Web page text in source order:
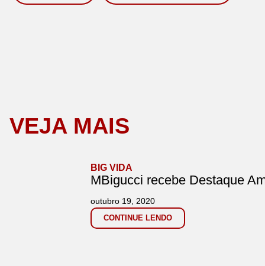
VEJA MAIS
BIG VIDA
MBigucci recebe Destaque
CONTINUE LENDO
outubro 19, 2020